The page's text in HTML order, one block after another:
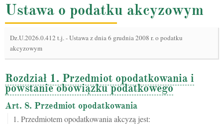
Ustawa o podatku akcyzowym
Dz.U.2026.0.412 t.j.-Ustawa z dnia 6 grudnia 2008 r. o podatku
akcyzowym
Rozdział 1. Przedmiot opodatkowania i
powstanie obowiązku podatkowego
Art. 8. Przedmiot opodatkowania
1. Przedmiotem opodatkowania akcyzą jest: